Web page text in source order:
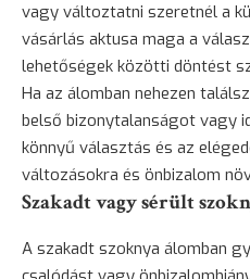
vagy változtatni szeretnél a
vásárlás aktusa maga a
lehetőségek közötti döntést
Ha az álomban nehezen
belső bizonytalanságot vagy
könnyű választás és az
változásokra és önbizalom
Szakadt vagy sérült
A szakadt szoknya álomban